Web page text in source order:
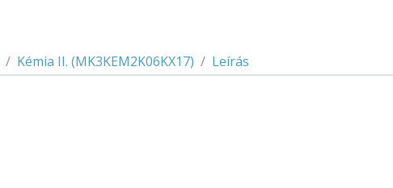
Kémia II. (MK3KEM2K06KX17) Leírás